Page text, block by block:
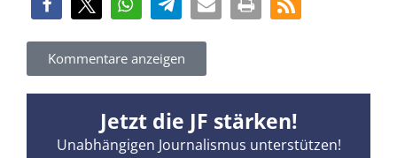
Kommentare anzeigen
Jetzt die JF stärken!
Unabhängigen Journalismus unterstützen!